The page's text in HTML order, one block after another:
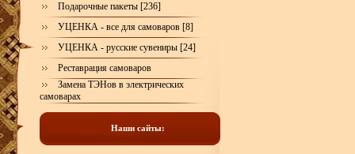
Подарочные пакеты [236]
УЦЕНКА - все для самоваров [8]
УЦЕНКА - русские сувениры [24]
Реставрация самоваров
Замена ТЭНов в электрических
самоварах
Наши сайты: